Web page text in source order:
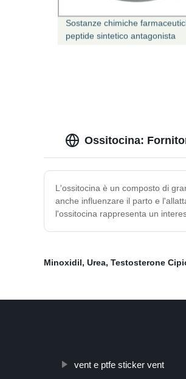
Sostanze chimiche
peptide sintetico antagonista
Ossitocina:
L'ossitocina è un composto di
anche influenzare il parto e
l'ossitocina rappresenta un
Minoxidil, Urea, Testosterone
vent e ptfe sticker vent